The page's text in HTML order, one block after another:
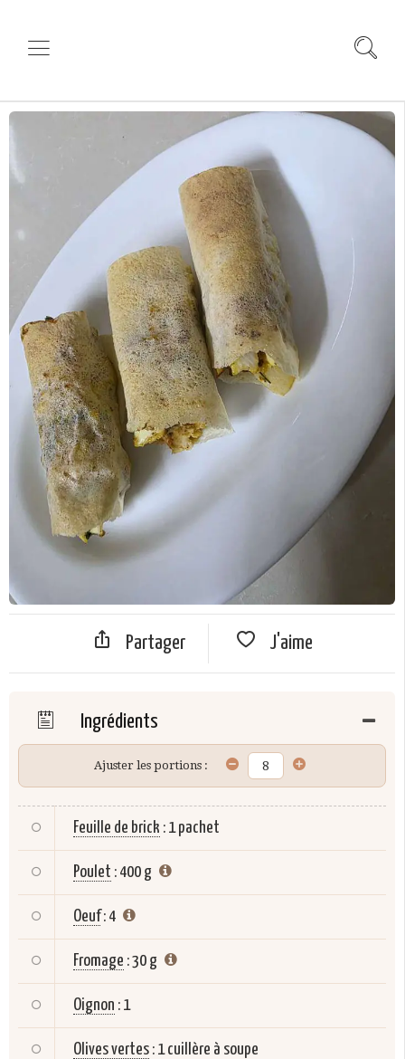
Partager J'aime
Ingrédients
Ajuster les portions :
Feuille de brick : 1 pachet
Poulet : 400 g
Oeuf : 4
Fromage :30 g
Oignon : 1
Olives vertes : 1 cuillère à soupe